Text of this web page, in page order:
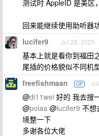
测试时 AppleID 是美区
回来能继续使用助听器
lucifer9 Jul 28, 2025
基本上就是看你到福田
尾插的价格貌似不同机
freefishmaan OP
@di11wei 好的 我去搜
@polaa @lucifer9 不想
境整一下
多谢各位大佬